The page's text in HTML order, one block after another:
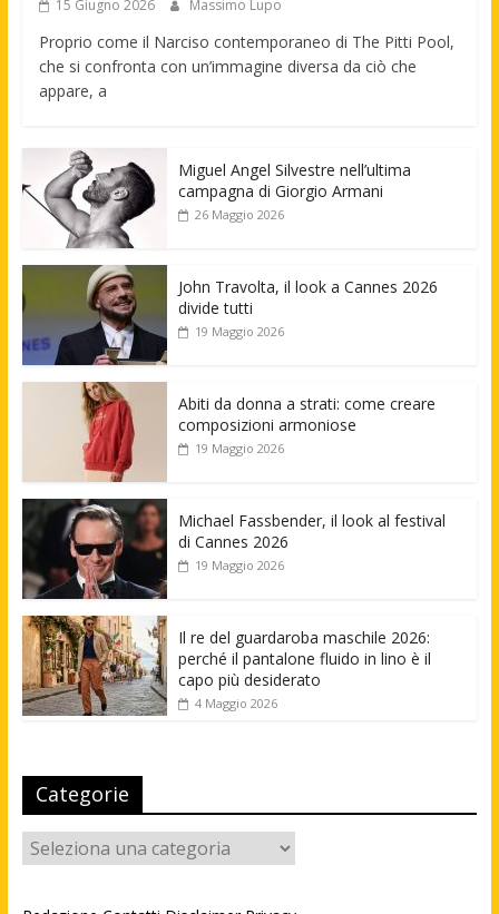
15 Giugno 2026 Massimo Lupo
Proprio come il Narciso contemporaneo di The Pitti Pool,
che si confronta con un’immagine diversa da ciò che
appare, a
Miguel Angel Silvestre nell’ultima
campagna di Giorgio Armani
26 Maggio 2026
John Travolta, il look a Cannes 2026
divide tutti
19 Maggio 2026
Abiti da donna a strati: come creare
composizioni armoniose
19 Maggio 2026
Michael Fassbender, il look al festival
di Cannes 2026
19 Maggio 2026
Il re del guardaroba maschile 2026:
perché il pantalone fluido in lino è il
capo più desiderato
4 Maggio 2026
Categorie
Categorie